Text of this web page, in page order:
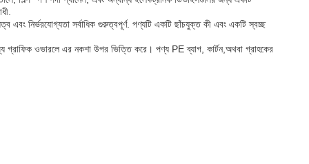
এবং নির্ভরযোগ্যতা সর্বাধিক গুরুত্বপূর্ণ. পণ্যটি একটি ছাঁচযুক্ত কী এবং একটি স্বচ্ছ
গ্রাফিক ওভারলে এর নকশা উপর ভিত্তি করে। পণ্য PE ব্যাগ, কার্টন,অথবা গ্রাহকের